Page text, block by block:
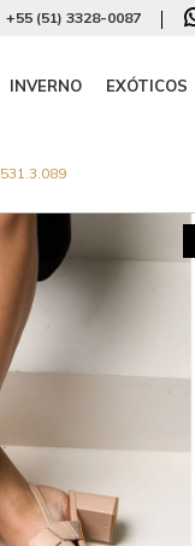
+55 (51) 3328-0087
INVERNO EXÓTICOS